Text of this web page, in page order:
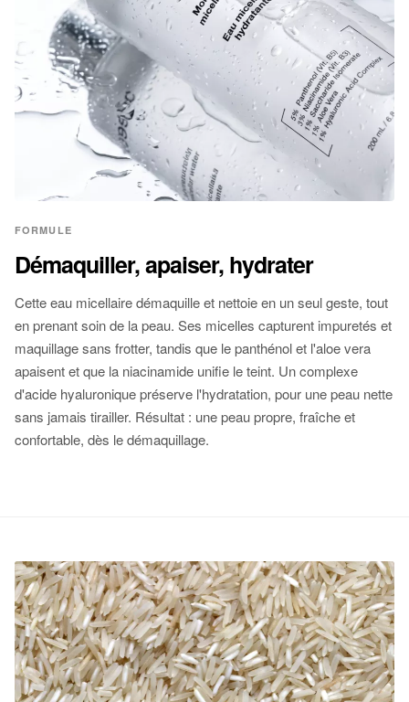
FORMULE
Démaquiller, apaiser, hydrater
Cette eau micellaire démaquille et nettoie en un seul geste, tout
en prenant soin de la peau. Ses micelles capturent impuretés et
maquillage sans frotter, tandis que le panthénol et l'aloe vera
apaisent et que la niacinamide unifie le teint. Un complexe
d'acide hyaluronique préserve l'hydratation, pour une peau nette
sans jamais tirailler. Résultat : une peau propre, fraîche et
confortable, dès le démaquillage.